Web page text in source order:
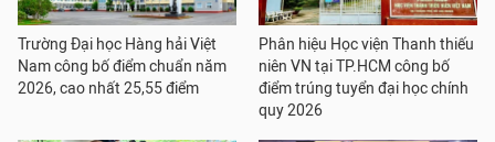
Trường Đại học Hàng hải Việt
Nam công bố điểm chuẩn năm
2026, cao nhất 25,55 điểm
Phân hiệu Học viện Thanh thiếu
niên VN tại TP.HCM công bố
điểm trúng tuyển đại học chính
quy 2026